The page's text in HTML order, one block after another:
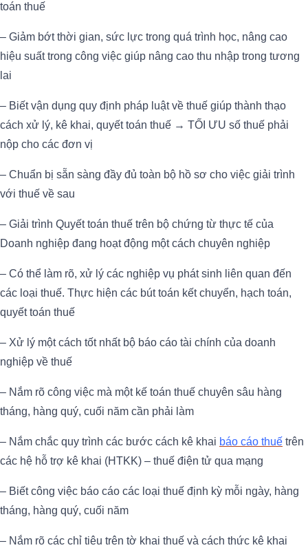
toán thuế
– Giảm bớt thời gian, sức lực trong quá trình học, nâng cao
hiệu suất trong công việc giúp nâng cao thu nhập trong tương
lai
– Biết vận dụng quy định pháp luật về thuế giúp thành thạo
cách xử lý, kê khai, quyết toán thuế → TỐI ƯU số thuế phải
nộp cho các đơn vị
– Chuẩn bị sẵn sàng đầy đủ toàn bộ hồ sơ cho việc giải trình
với thuế về sau
– Giải trình Quyết toán thuế trên bộ chứng từ thực tế của
Doanh nghiệp đang hoạt động một cách chuyên nghiệp
– Có thể làm rõ, xử lý các nghiệp vụ phát sinh liên quan đến
các loại thuế. Thực hiện các bút toán kết chuyển, hạch toán,
quyết toán thuế
– Xử lý một cách tốt nhất bộ báo cáo tài chính của doanh
nghiệp về thuế
– Nắm rõ công việc mà một kế toán thuế chuyên sâu hàng
tháng, hàng quý, cuối năm cần phải làm
– Nắm chắc quy trình các bước cách kê khai báo cáo thuế trên
các hệ hỗ trợ kê khai (HTKK) – thuế điện tử qua mạng
– Biết công việc báo cáo các loại thuế định kỳ mỗi ngày, hàng
tháng, hàng quý, cuối năm
– Nắm rõ các chỉ tiêu trên tờ khai thuế và cách thức kê khai